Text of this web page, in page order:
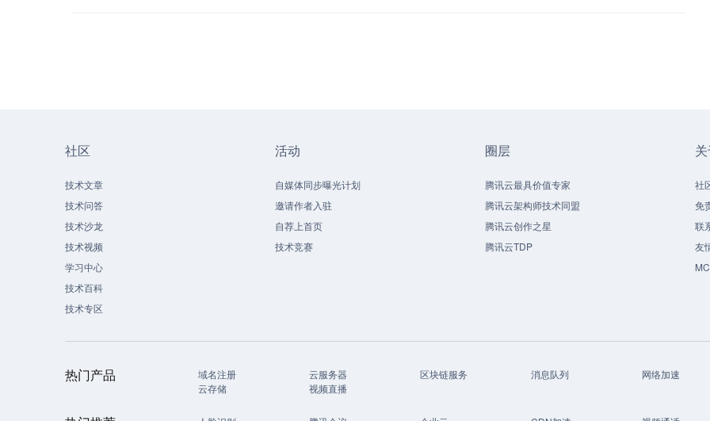
社区
技术文章
技术问答
技术沙龙
技术视频
学习中心
技术百科
技术专区
活动
自媒体同步曝光计划
邀请作者入驻
自荐上首页
技术竞赛
圈层
腾讯云最具价值专家
腾讯云架构师技术同盟
腾讯云创作之星
腾讯云TDP
社
免
联
友
热门产品 域名注册 云服务器 区块链服务 消息队列
网络加速
云存储
视频直播